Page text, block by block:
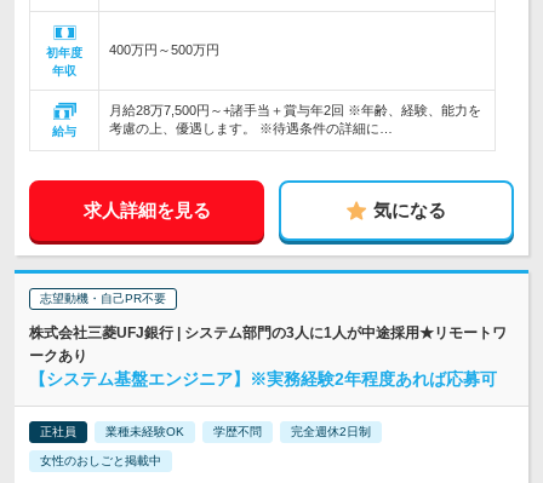
初年度
年収
400万円～500万円
給与
月給28万7,500円～+諸手当＋賞与年2回 ※年齢、経験、能力を
考慮の上、優遇します。 ※待遇条件の詳細に…
求人詳細を見る 気になる
志望動機・自己PR不要
株式会社三菱UFJ銀行 | システム部門の3人に1人が中途採用★リモートワ
ークあり
【システム基盤エンジニア】※実務経験2年程度あれば応募可
正社員 業種未経験OK 学歴不問 完全週休2日制
女性のおしごと掲載中